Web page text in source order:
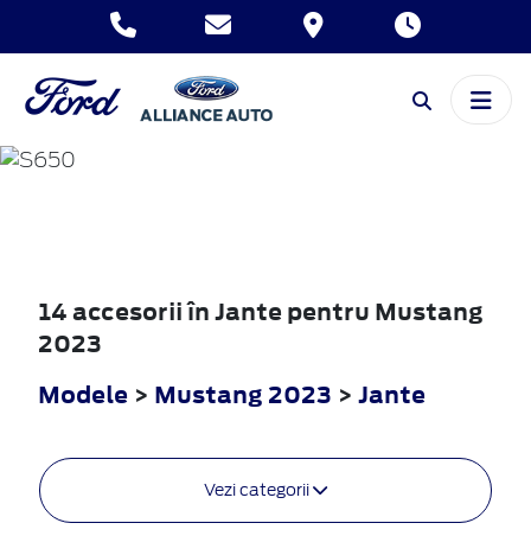
MUSTANG
14 accesorii în Jante pentru Mustang
2023
Modele > Mustang 2023 > Jante
Vezi categorii